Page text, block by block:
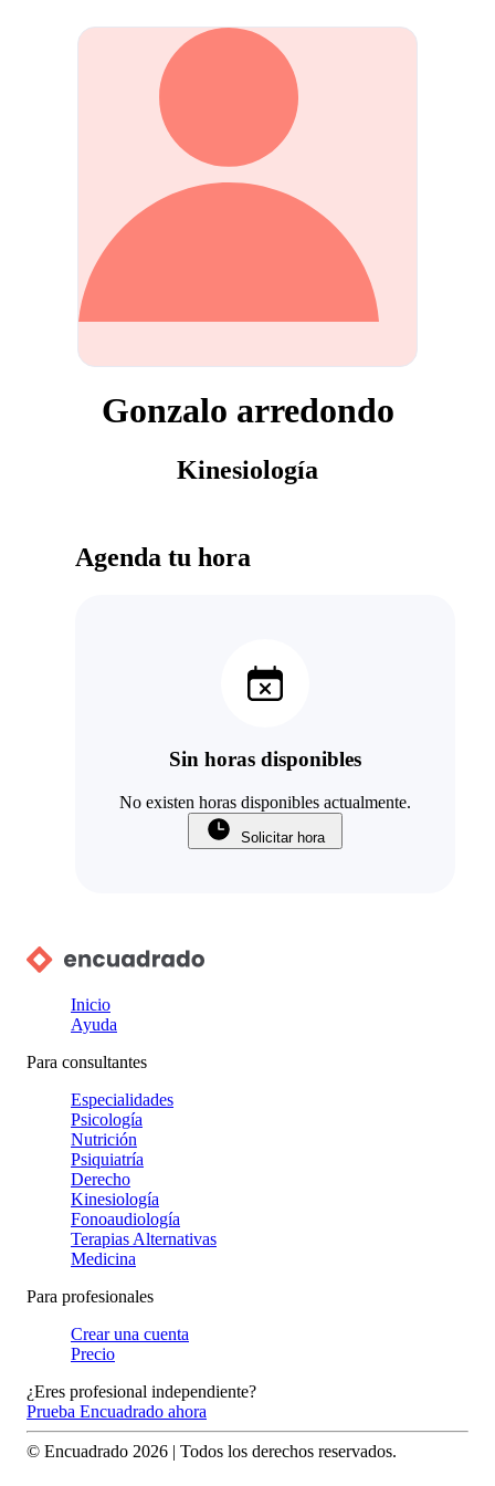
Gonzalo arredondo
Kinesiología
Agenda tu hora
Sin horas disponibles
No existen horas disponibles actualmente.
Solicitar hora
Inicio
Ayuda
Para consultantes
Especialidades
Psicología
Nutrición
Psiquiatría
Derecho
Kinesiología
Fonoaudiología
Terapias Alternativas
Medicina
Para profesionales
Crear una cuenta
Precio
¿Eres profesional independiente?
Prueba Encuadrado ahora
© Encuadrado 2026 | Todos los derechos reservados.